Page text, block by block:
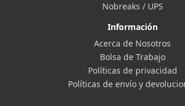
Nobreaks / UPS
Información
Acerca de Nosotros
Bolsa de Trabajo
Políticas de privacidad
Políticas de envío y